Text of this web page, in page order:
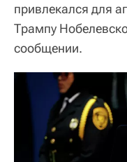
привлекался для
Трампу
сообщении.